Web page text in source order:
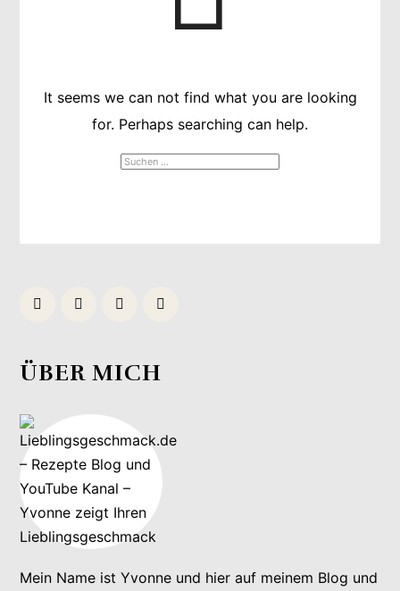
It seems we can not find what you are looking
for. Perhaps searching can help.
SUCHEN
ÜBER MICH
Mein Name ist Yvonne und hier auf meinem Blog und